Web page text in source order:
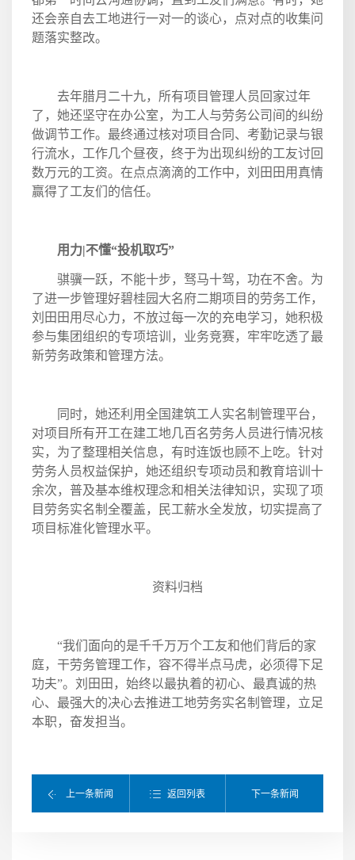
还会亲自去工地进行一对一的谈心，点对点的收集问
题落实整改。
去年腊月二十九，所有项目管理人员回家过年
了，她还坚守在办公室，为工人与劳务公司间的纠纷
做调节工作。最终通过核对项目合同、考勤记录与银
行流水，工作几个昼夜，终于为出现纠纷的工友讨回
数万元的工资。在点点滴滴的工作中，刘田田用真情
赢得了工友们的信任。
用力|不懂“投机取巧”
骐骥一跃，不能十步，驽马十驾，功在不舍。为
了进一步管理好碧桂园大名府二期项目的劳务工作，
刘田田用尽心力，不放过每一次的充电学习，她积极
参与集团组织的专项培训，业务竞赛，牢牢吃透了最
新劳务政策和管理方法。
同时，她还利用全国建筑工人实名制管理平台，
对项目所有开工在建工地几百名劳务人员进行情况核
实，为了整理相关信息，有时连饭也顾不上吃。针对
劳务人员权益保护，她还组织专项动员和教育培训十
余次，普及基本维权理念和相关法律知识，实现了项
目劳务实名制全覆盖，民工薪水全发放，切实提高了
项目标准化管理水平。
资料归档
“我们面向的是千千万万个工友和他们背后的家
庭，干劳务管理工作，容不得半点马虎，必须得下足
功夫”。刘田田，始终以最执着的初心、最真诚的热
心、最强大的决心去推进工地劳务实名制管理，立足
本职，奋发担当。
上一条新闻 返回列表 下一条新闻